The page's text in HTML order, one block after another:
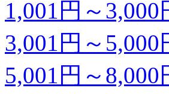
1,001円～3,000
3,001円～5,000
5,001円～8,000